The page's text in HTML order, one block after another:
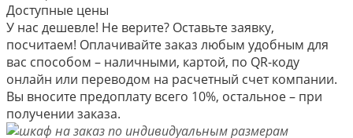
Доступные цены
У нас дешевле! Не верите? Оставьте заявку,
посчитаем! Оплачивайте заказ любым удобным для
вас способом – наличными, картой, по QR-коду
онлайн или переводом на расчетный счет компании.
Вы вносите предоплату всего 10%, остальное – при
получении заказа.